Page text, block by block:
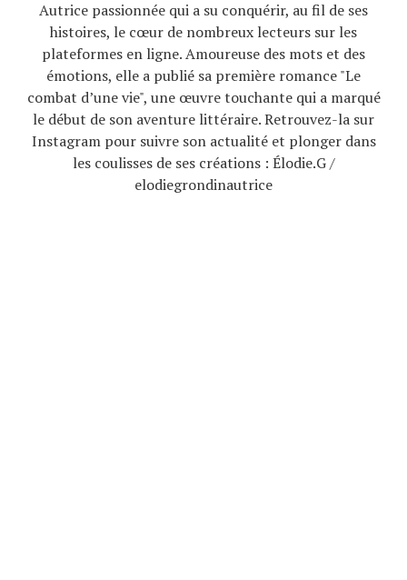
Autrice passionnée qui a su conquérir, au fil de ses
histoires, le cœur de nombreux lecteurs sur les
plateformes en ligne. Amoureuse des mots et des
émotions, elle a publié sa première romance "Le
combat d’une vie", une œuvre touchante qui a marqué
le début de son aventure littéraire. Retrouvez-la sur
Instagram pour suivre son actualité et plonger dans
les coulisses de ses créations : Élodie.G /
elodiegrondinautrice